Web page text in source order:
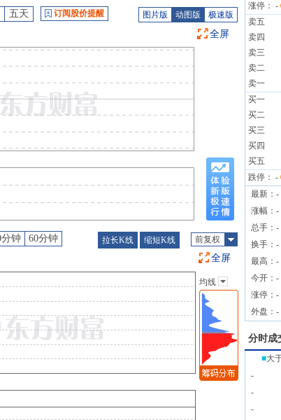
于控股股东及部分董事减持计划期限届满暨减持股份实施情况的公告》
年04月28日至2026年05月13日，股东通光集团有限公司减持1笔，减持331.52万股
2026年06月18日，张忠减持1笔，减持0.27万股
光线缆:2025年年度权益分派实施公告》
年08月29日披露
年第一次临时股东大会
光线缆:重大合同预中标提示性公告》
五天 订阅股价提醒 图片版 动图版 极速版
全屏
分钟 60分钟 拉长K线 缩短K线 前复权
全屏
主图指标
均线
EXPMA
SAR
BBI
均线
涨停： -
卖五
卖四
卖三
卖二
卖一
买一
买二
买三
买四
买五
跌停： -
最新： -
涨幅： -
总手： -
换手： -
最高： -
今开： -
涨停： -
外盘： -
分时成
■大
-
-
-